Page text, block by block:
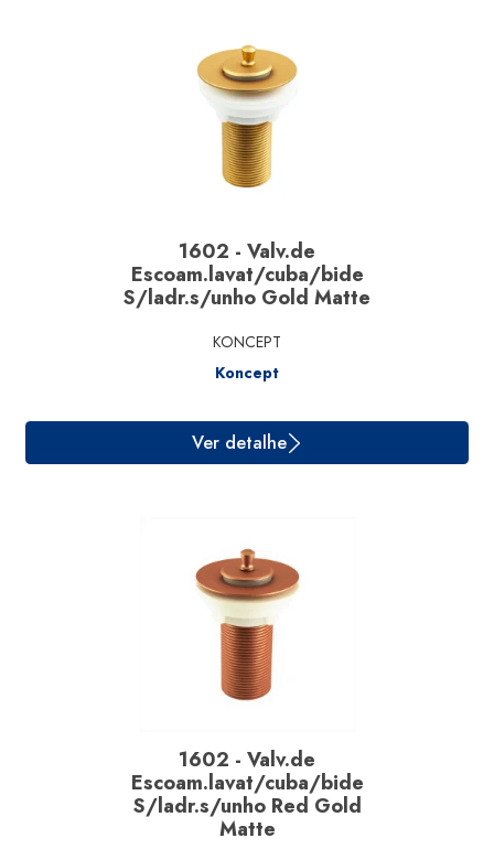
Ver detalhe
1602 - Valv.de
Escoam.lavat/cuba/bide
S/ladr.s/unho Gold Matte
KONCEPT
Koncept
1602 - Valv.de
Escoam.lavat/cuba/bide
S/ladr.s/unho Red Gold
Matte